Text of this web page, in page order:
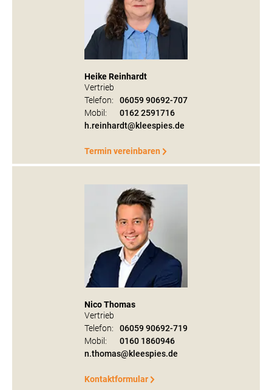
Heike Reinhardt
Vertrieb
Telefon:
06059 90692-707
Mobil:
0162 2591716
h.reinhardt@kleespies.de
Termin vereinbaren
Nico Thomas
Vertrieb
Telefon:
06059 90692-719
Mobil:
0160 1860946
n.thomas@kleespies.de
Kontaktformular